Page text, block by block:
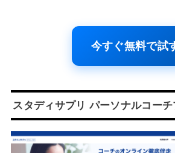
今すぐ無料で試
スタディサプリ パーソナルコー